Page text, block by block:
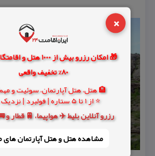
×
🎁 امکان رزرو بیش از 1000
80% تخفیف واقعی
🏨 هتل، هتل آپارتمان، سوئیت و
⭐ از 1 تا 5 ستاره | فولبرد | نزدیک حرم
رزرو آنلاین بلیط ✈️ هواپیما، 🚆 قطار
مشاهده هتل و هتل‌ آپارتمان